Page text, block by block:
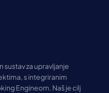
sustav za upravljanje
s integriranim
Engineom. Naš je cilj